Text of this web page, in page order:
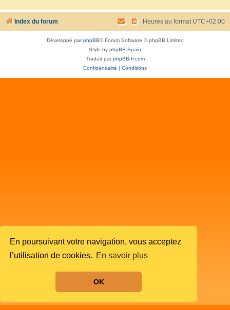
En poursuivant votre navigation, vous acceptez
l’utilisation de cookies. En savoir plus
OK
c
Index du forum Heures au format UTC+02:00
Développé parphpBB® Forum Software © phpBB Limited
Style by phpBB Spain
Traduit parphpBB-fr.com
Confidentialité | Conditions